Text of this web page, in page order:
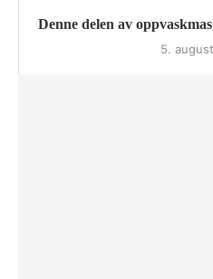
Denne delen av
5.